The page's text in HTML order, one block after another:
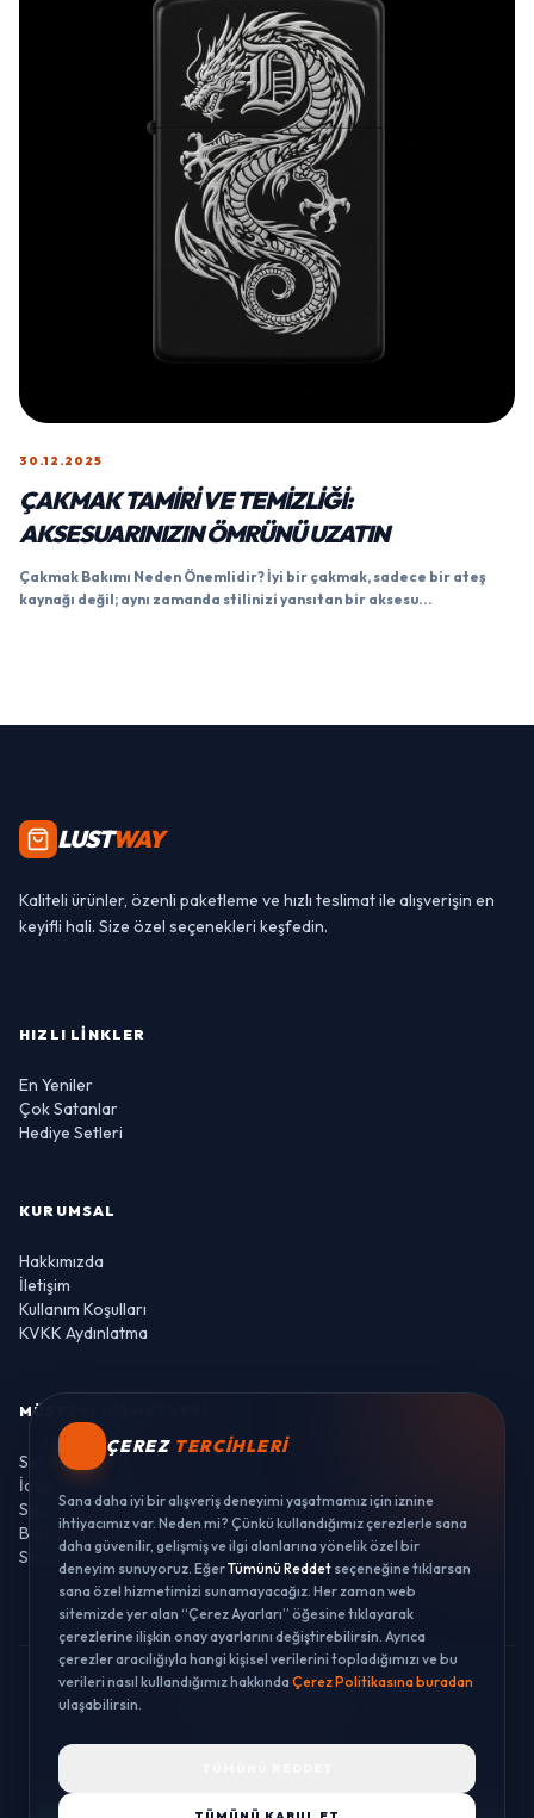
30.12.2025
ÇAKMAK TAMIRI VE TEMIZLIĞI:
AKSESUARINIZIN ÖMRÜNÜ UZATIN
Çakmak Bakımı Neden Önemlidir? İyi bir çakmak, sadece bir ateş
kaynağı değil; aynı zamanda stilinizi yansıtan bir aksesu...
LUSTWAY
Kaliteli ürünler, özenli paketleme ve hızlı teslimat ile alışverişin en
keyifli hali. Size özel seçenekleri keşfedin.
HIZLI LINKLER
En Yeniler
Çok Satanlar
Hediye Setleri
KURUMSAL
Hakkımızda
İletişim
Kullanım Koşulları
KVKK Aydınlatma
MÜŞTERI HIZMETLERI
Sipariş Takibi
İade ve Değişim
Sıkça Sorulan Sorular
Banka Hesaplarımız
Sipariş Takibi
© 2026 LUSTWAY. TÜM HAKLARI SAKLIDIR.
ÇEREZ TERCIHLERI
Sana daha iyi bir alışveriş deneyimi yaşatmamız için iznine
ihtiyacımız var. Neden mi? Çünkü kullandığımız çerezlerle sana
daha güvenilir, gelişmiş ve ilgi alanlarına yönelik özel bir
deneyim sunuyoruz. EğerTümünü Reddet seçeneğine tıklarsan
sana özel hizmetimizi sunamayacağız. Her zaman web
sitemizde yer alan “Çerez Ayarları” öğesine tıklayarak
çerezlerine ilişkin onay ayarlarını değiştirebilirsin. Ayrıca
çerezler aracılığıyla hangi kişisel verilerini topladığımızı ve bu
verileri nasıl kullandığımız hakkındaÇerez Politikasına buradan
ulaşabilirsin.